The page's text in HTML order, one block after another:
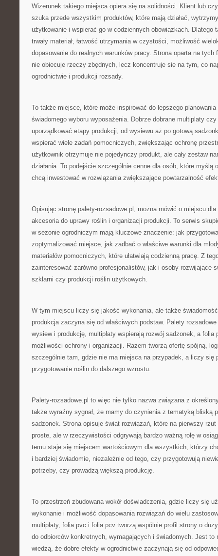
Wizerunek takiego miejsca opiera się na solidności. Klient lub
szuka przede wszystkim produktów, które mają działać,
użytkowanie i wspierać go w codziennych obowiązkach. Dlatego
trwały materiał, łatwość utrzymania w czystości, możliwość
dopasowanie do realnych warunków pracy. Strona oparta na tych
nie obiecuje rzeczy zbędnych, lecz koncentruje się na tym, co
ogrodnictwie i produkcji rozsady.
To także miejsce, które może inspirować do lepszego
świadomego wyboru wyposażenia. Dobrze dobrane multiplaty
uporządkować etapy produkcji, od wysiewu aż po gotową
wspierać wiele zadań pomocniczych, zwiększając ochronę
użytkownik otrzymuje nie pojedynczy produkt, ale cały zestaw
działania. To podejście szczególnie cenne dla osób, które myślą
chcą inwestować w rozwiązania zwiększające powtarzalność
Opisując stronę palety-rozsadowe.pl, można mówić o miejscu
akcesoria do uprawy roślin i organizacji produkcji. To serwis
w sezonie ogrodniczym mają kluczowe znaczenie: jak
zoptymalizować miejsce, jak zadbać o właściwe warunki dla
materiałów pomocniczych, które ułatwiają codzienną pracę. Z
zainteresować zarówno profesjonalistów, jak i osoby rozwijające
szklarni czy produkcji roślin użytkowych.
W tym miejscu liczy się jakość wykonania, ale także
produkcja zaczyna się od właściwych podstaw. Palety
wysiew i produkcję, multiplaty wspierają rozwój sadzonek, a folia
możliwości ochrony i organizacji. Razem tworzą ofertę spójną,
szczególnie tam, gdzie nie ma miejsca na przypadek, a liczy się
przygotowanie roślin do dalszego wzrostu.
Palety-rozsadowe.pl to więc nie tylko nazwa związana z
także wyraźny sygnał, że mamy do czynienia z tematyką bliską
sadzonek. Strona opisuje świat rozwiązań, które na pierwszy
proste, ale w rzeczywistości odgrywają bardzo ważną rolę w
temu staje się miejscem wartościowym dla wszystkich, którzy
i bardziej świadomie, niezależnie od tego, czy przygotowują
potrzeby, czy prowadzą większą produkcję.
To przestrzeń zbudowana wokół doświadczenia, gdzie liczy się
wykonanie i możliwość dopasowania rozwiązań do wielu
multiplaty, folia pvc i folia pcv tworzą wspólnie profil strony o
do odbiorców konkretnych, wymagających i świadomych. Jest
wiedzą, że dobre efekty w ogrodnictwie zaczynają się od